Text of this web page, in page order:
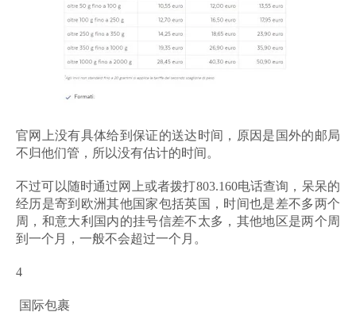
官网上没有具体给到保证的送达时间，原因是国外的邮局
不归他们管，所以没有估计的时间。
不过可以随时通过网上或者拨打803.160电话查询，呆呆的
经历是寄到欧洲其他国家包括英国，时间也是差不多两个
周，和意大利国内的挂号信差不太多，其他地区是两个周
到一个月，一般不会超过一个月。
4
国际包裹